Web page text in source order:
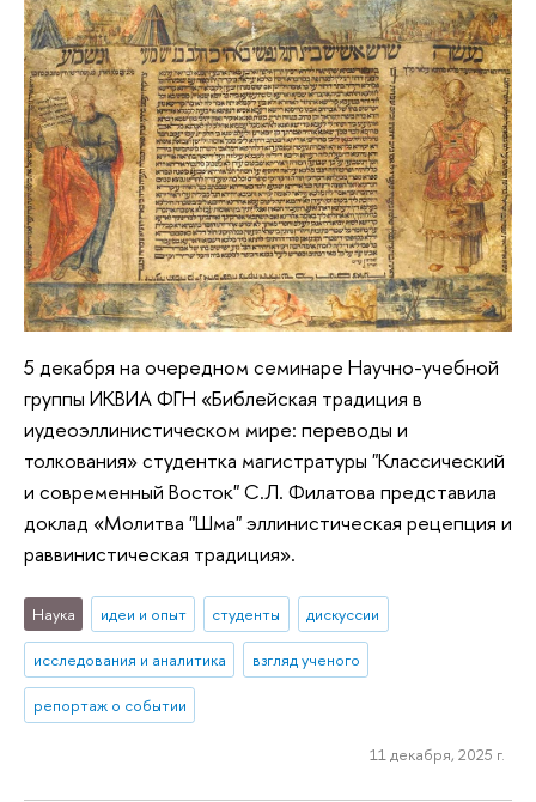
5 декабря на очередном семинаре Научно-учебной
группы ИКВИА ФГН «Библейская традиция в
иудеоэллинистическом мире: переводы и
толкования» студентка магистратуры "Классический
и современный Восток" С.Л. Филатова представила
доклад «Молитва "Шма" эллинистическая рецепция и
раввинистическая традиция».
Наука идеи и опыт студенты дискуссии
исследования и аналитика взгляд ученого
репортаж о событии
11 декабря, 2025 г.